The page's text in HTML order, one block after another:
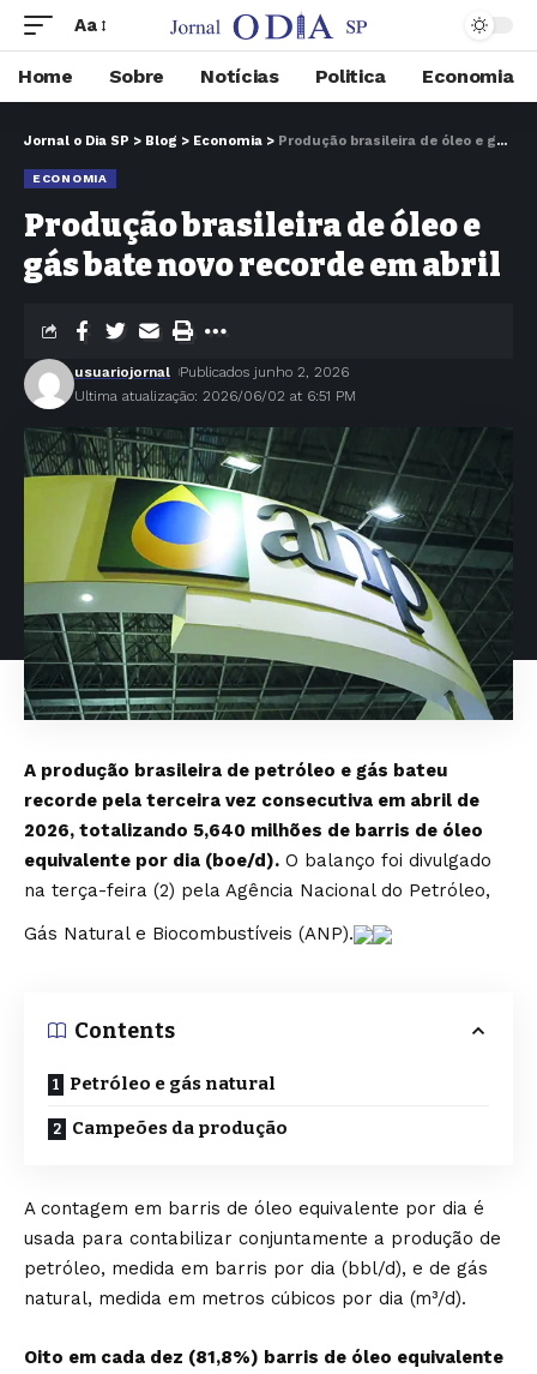
Aa
Home Sobre Notícias Politica Economia
Jornal o Dia SP > Blog > Economia > Produção brasileira de óleo e gás bate novo recorde em abril
ECONOMIA
Produção brasileira de óleo e
gás bate novo recorde em abril
Ultima atualização: 2026/06/02 at 6:51 PM
usuariojornal Publicados junho 2, 2026
A produção brasileira de petróleo e gás bateu
recorde pela terceira vez consecutiva em abril de
2026, totalizando 5,640 milhões de barris de óleo
equivalente por dia (boe/d). O balanço foi divulgado
na terça-feira (2) pela Agência Nacional do Petróleo,
Gás Natural e Biocombustíveis (ANP).
Contents
Petróleo e gás natural
Campeões da produção
A contagem em barris de óleo equivalente por dia é
usada para contabilizar conjuntamente a produção de
petróleo, medida em barris por dia (bbl/d), e de gás
natural, medida em metros cúbicos por dia (m³/d).
Oito em cada dez (81,8%) barris de óleo equivalente